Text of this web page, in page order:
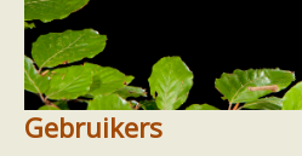
Vanginstructie
Hulp per email
Hulp per provincie
Drenthe
Gelderland
Groningen
Home Meer weten Links
Gebruikers